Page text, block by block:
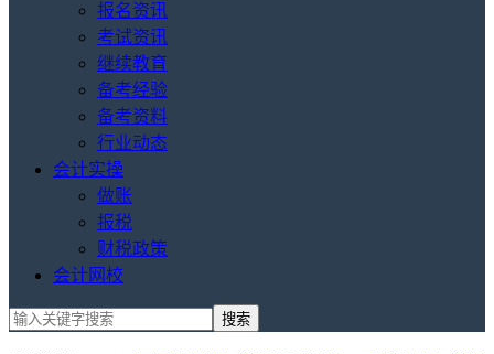
报名资讯
考试资讯
继续教育
备考经验
备考资料
行业动态
会计实操
做账
报税
财税政策
会计网校